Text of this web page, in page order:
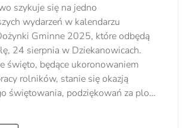
szykuje się na jedno
wydarzeń w kalendarzu
Gminne 2025, które odbędą
24 sierpnia w Dziekanowicach.
święto, będące ukoronowaniem
rolników, stanie się okazją
świętowania, podziękowań za plo…